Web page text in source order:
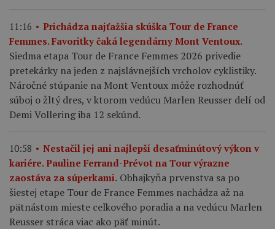
11:16
Prichádza najťažšia skúška Tour de France
Femmes. Favoritky čaká legendárny Mont Ventoux.
Siedma etapa Tour de France Femmes 2026 privedie
pretekárky na jeden z najslávnejších vrcholov cyklistiky.
Náročné stúpanie na Mont Ventoux môže rozhodnúť
súboj o žltý dres, v ktorom vedúcu Marlen Reusser delí od
Demi Vollering iba 12 sekúnd.
10:58
Nestačil jej ani najlepší desaťminútový výkon v
kariére. Pauline Ferrand-Prévot na Tour výrazne
zaostáva za súperkami. Obhajkyňa prvenstva sa po
šiestej etape Tour de France Femmes nachádza až na
pätnástom mieste celkového poradia a na vedúcu Marlen
Reusser stráca viac ako päť minút.